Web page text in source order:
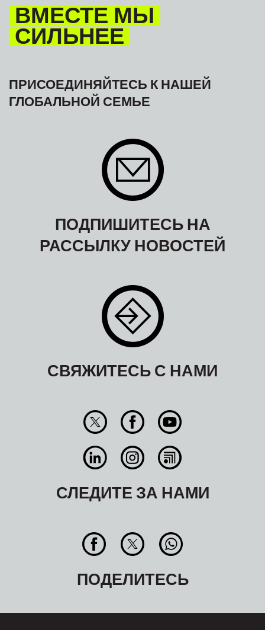
ВМЕСТЕ МЫ
СИЛЬНЕЕ
ПРИСОЕДИНЯЙТЕСЬ К НАШЕЙ
ГЛОБАЛЬНОЙ СЕМЬЕ
ПОДПИШИТЕСЬ НА
РАССЫЛКУ НОВОСТЕЙ
СВЯЖИТЕСЬ С НАМИ
СЛЕДИТЕ ЗА НАМИ
ПОДЕЛИТЕСЬ